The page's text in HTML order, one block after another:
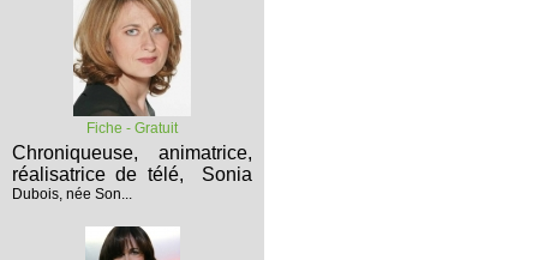
Fiche - Gratuit
Chroniqueuse, animatrice,
réalisatrice de télé,
Sonia
Dubois, née Son...